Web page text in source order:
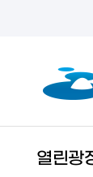
열린광